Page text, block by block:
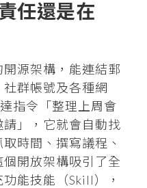
任還是在
源架構，能連結郵
群帳號及各種網
指令「整理上周會
」，它就會自動找
時間、撰寫議程、
開放架構吸引了全
能技能（Skill），